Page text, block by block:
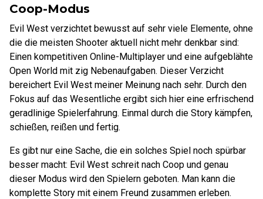
Coop-Modus
Evil West verzichtet bewusst auf sehr viele Elemente, ohne
die die meisten Shooter aktuell nicht mehr denkbar sind:
Einen kompetitiven Online-Multiplayer und eine aufgeblähte
Open World mit zig Nebenaufgaben. Dieser Verzicht
bereichert Evil West meiner Meinung nach sehr. Durch den
Fokus auf das Wesentliche ergibt sich hier eine erfrischend
geradlinige Spielerfahrung. Einmal durch die Story kämpfen,
schießen, reißen und fertig.
Es gibt nur eine Sache, die ein solches Spiel noch spürbar
besser macht: Evil West schreit nach Coop und genau
dieser Modus wird den Spielern geboten. Man kann die
komplette Story mit einem Freund zusammen erleben.